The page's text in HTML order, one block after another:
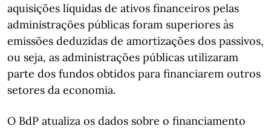
aquisições líquidas de ativos financeiros pelas
administrações públicas foram superiores às
emissões deduzidas de amortizações dos passivos,
ou seja, as administrações públicas utilizaram
parte dos fundos obtidos para financiarem outros
setores da economia.
O BdP atualiza os dados sobre o financiamento